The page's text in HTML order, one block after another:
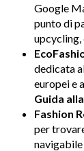
Google
punto di
upcycling,
dedicata
europei e
Guida
Fashion
per
navigabile